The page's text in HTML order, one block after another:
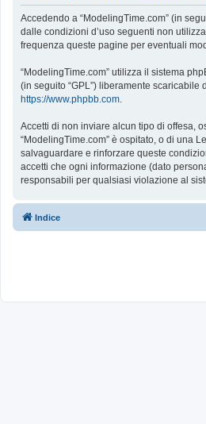
Accedendo a “ModelingTime.com” (in
dalle condizioni d’uso seguenti non
frequenza queste pagine per eventuali
“ModelingTime.com” utilizza il sistema
(in seguito “GPL”) liberamente scaricabile
https://www.phpbb.com.
Accetti di non inviare alcun tipo di offesa,
“ModelingTime.com” è ospitato, o di una
salvaguardare e rinforzare queste
accetti che ogni informazione (dato
responsabili per qualsiasi violazione al
Indice